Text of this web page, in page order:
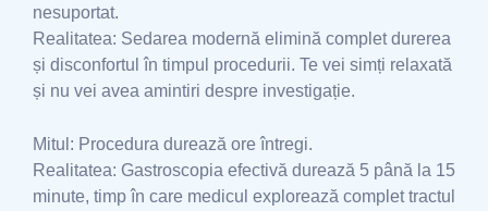
nesuportat.
Realitatea: Sedarea modernă elimină complet durerea
și disconfortul în timpul procedurii. Te vei simți relaxată
și nu vei avea amintiri despre investigație.
Mitul: Procedura durează ore întregi.
Realitatea: Gastroscopia efectivă durează 5 până la 15
minute, timp în care medicul explorează complet tractul